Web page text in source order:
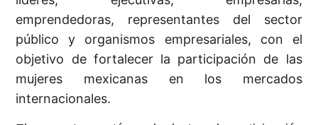
emprendedoras, representantes del sector
público y organismos empresariales, con el
objetivo de fortalecer la participación de las
mujeres mexicanas en los mercados
internacionales.